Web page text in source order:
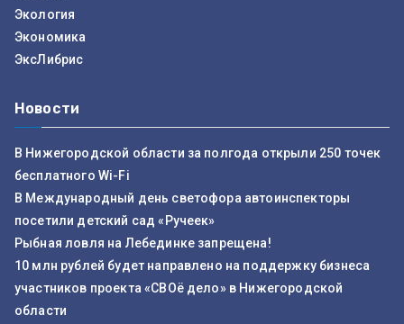
Экология
Экономика
ЭксЛибрис
Новости
В Нижегородской области за полгода открыли 250 точек
бесплатного Wi-Fi
В Международный день светофора автоинспекторы
посетили детский сад «Ручеек»
Рыбная ловля на Лебединке запрещена!
10 млн рублей будет направлено на поддержку бизнеса
участников проекта «СВОё дело» в Нижегородской
области